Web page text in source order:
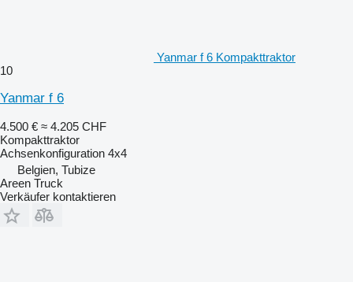
Yanmar f 6 Kompakttraktor
10
Yanmar f 6
4.500 € ≈ 4.205 CHF
Kompakttraktor
Achsenkonfiguration 4x4
Belgien, Tubize
Areen Truck
Verkäufer kontaktieren